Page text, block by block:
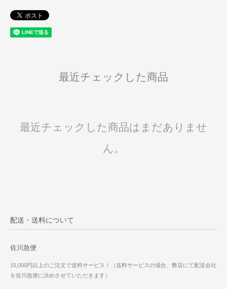
最近チェックした商品
最近チェックした商品はまだありませ
ん。
配送・送料について
佐川急便
15,000円以上のご注文で送料サービス！（送料サービスの場合、弊店にて配送会社
を佐川急便に決めさせていただきます）